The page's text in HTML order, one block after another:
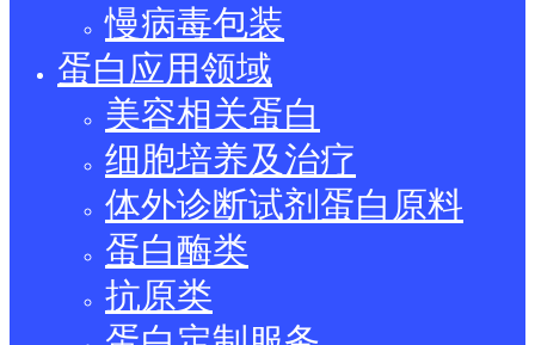
慢病毒包装
蛋白应用领域
美容相关蛋白
细胞培养及治疗
体外诊断试剂蛋白原料
蛋白酶类
抗原类